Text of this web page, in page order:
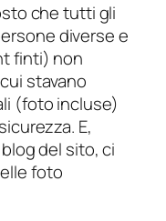
che tutti gli
diverse e
finti) non
stavano
(foto incluse)
E,
del sito, ci
foto